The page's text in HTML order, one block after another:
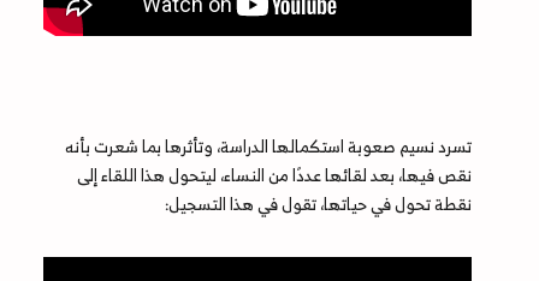
تسرد نسيم صعوبة استكمالها الدراسة، وتأثرها بما شعرت بأنه
نقص فيها، بعد لقائها عددًا من النساء، ليتحول هذا اللقاء إلى
نقطة تحول في حياتها، تقول في هذا التسجيل: